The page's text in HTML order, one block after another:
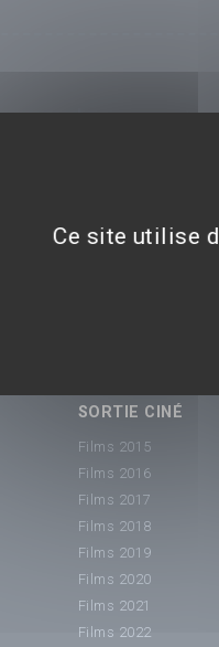
SORTIE CINÉ
Films 2015
Films 2016
Films 2017
Films 2018
Films 2019
Films 2020
Films 2021
Films 2022
Ce site utilise